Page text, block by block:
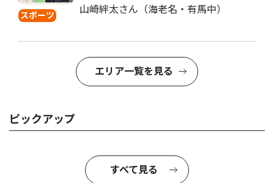
スポーツ
山崎絆太さん（海老名・有馬中）
エリア一覧を見る
ピックアップ
すべて見る